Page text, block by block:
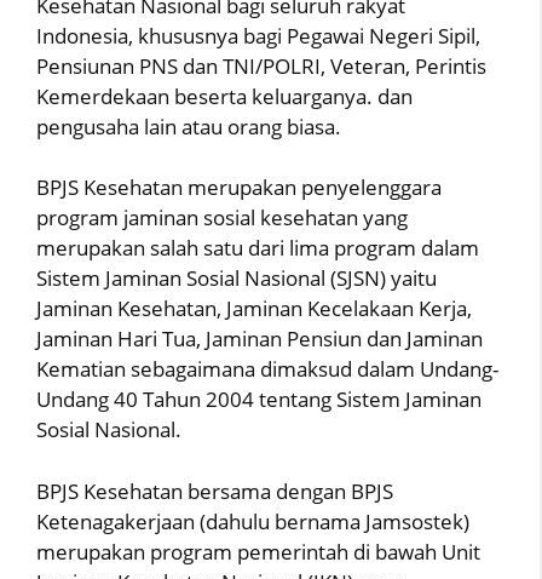
Indonesia, khususnya bagi Pegawai Negeri Sipil,
Pensiunan PNS dan TNI/POLRI, Veteran, Perintis
Kemerdekaan beserta keluarganya. dan
pengusaha lain atau orang biasa.
BPJS Kesehatan merupakan penyelenggara
program jaminan sosial kesehatan yang
merupakan salah satu dari lima program dalam
Sistem Jaminan Sosial Nasional (SJSN) yaitu
Jaminan Kesehatan, Jaminan Kecelakaan Kerja,
Jaminan Hari Tua, Jaminan Pensiun dan Jaminan
Kematian sebagaimana dimaksud dalam Undang-
Undang 40 Tahun 2004 tentang Sistem Jaminan
Sosial Nasional.
BPJS Kesehatan bersama dengan BPJS
Ketenagakerjaan (dahulu bernama Jamsostek)
merupakan program pemerintah di bawah Unit